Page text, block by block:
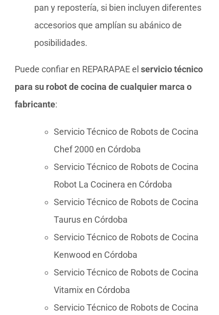
pan y repostería, si bien incluyen diferentes
accesorios que amplían su abánico de
posibilidades.
Puede confiar en REPARAPAE el servicio técnico
para su robot de cocina de cualquier marca o
fabricante:
Servicio Técnico de Robots de Cocina
Chef 2000 en Córdoba
Servicio Técnico de Robots de Cocina
Robot La Cocinera en Córdoba
Servicio Técnico de Robots de Cocina
Taurus en Córdoba
Servicio Técnico de Robots de Cocina
Kenwood en Córdoba
Servicio Técnico de Robots de Cocina
Vitamix en Córdoba
Servicio Técnico de Robots de Cocina